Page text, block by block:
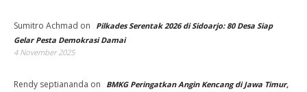
Sumitro Achmad on
Pilkades Serentak 2026 di Sidoarjo: 80 Desa Siap
Gelar Pesta Demokrasi Damai
4 November 2025
Rendy septiananda on
BMKG Peringatkan Angin Kencang di Jawa Timur,